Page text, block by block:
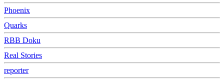
Phoenix
Quarks
RBB Doku
Real Stories
reporter